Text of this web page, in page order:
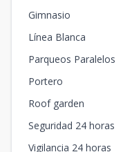
Gimnasio
Línea Blanca
Parqueos Paralelos
Portero
Roof garden
Seguridad 24 horas
Vigilancia 24 horas